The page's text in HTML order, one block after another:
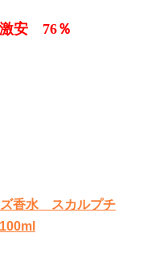
安 76％
香水 スカルプチ